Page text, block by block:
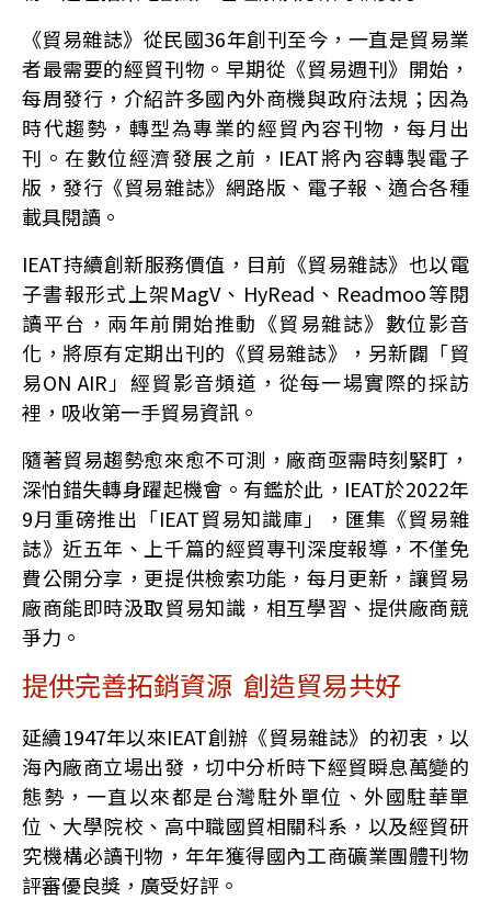
《貿易雜誌》從民國36年創刊至今，一直是貿易業
者最需要的經貿刊物。早期從《貿易週刊》開始，
每周發行，介紹許多國內外商機與政府法規；因為
時代趨勢，轉型為專業的經貿內容刊物，每月出
刊。在數位經濟發展之前，IEAT將內容轉製電子
版，發行《貿易雜誌》網路版、電子報、適合各種
載具閱讀。
IEAT持續創新服務價值，目前《貿易雜誌》也以電
子書報形式上架MagV、HyRead、Readmoo等閱
讀平台，兩年前開始推動《貿易雜誌》數位影音
化，將原有定期出刊的《貿易雜誌》，另新闢「貿
易ON AIR」經貿影音頻道，從每一場實際的採訪
裡，吸收第一手貿易資訊。
隨著貿易趨勢愈來愈不可測，廠商亟需時刻緊盯，
深怕錯失轉身躍起機會。有鑑於此，IEAT於2022年
9月重磅推出「IEAT貿易知識庫」，匯集《貿易雜
誌》近五年、上千篇的經貿專刊深度報導，不僅免
費公開分享，更提供檢索功能，每月更新，讓貿易
廠商能即時汲取貿易知識，相互學習、提供廠商競
爭力。
提供完善拓銷資源 創造貿易共好
延續1947年以來IEAT創辦《貿易雜誌》的初衷，以
海內廠商立場出發，切中分析時下經貿瞬息萬變的
態勢，一直以來都是台灣駐外單位、外國駐華單
位、大學院校、高中職國貿相關科系，以及經貿研
究機構必讀刊物，年年獲得國內工商礦業團體刊物
評審優良獎，廣受好評。